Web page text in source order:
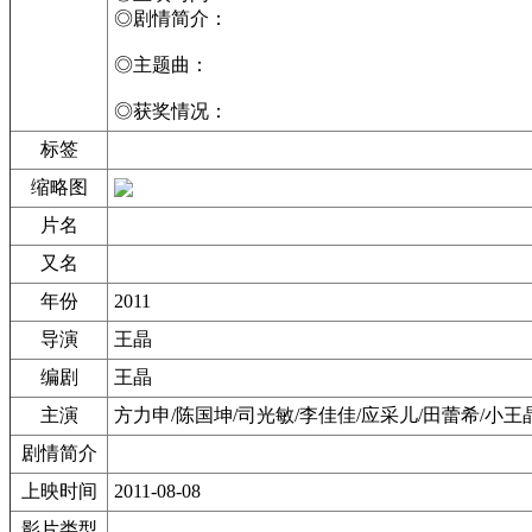
◎剧情简介：
◎主题曲：
◎获奖情况：
标签
缩略图
片名
又名
年份
2011
导演
王晶
编剧
王晶
主演
方力申/陈国坤/司光敏/李佳佳/应采儿/田蕾希/小王
剧情简介
上映时间
2011-08-08